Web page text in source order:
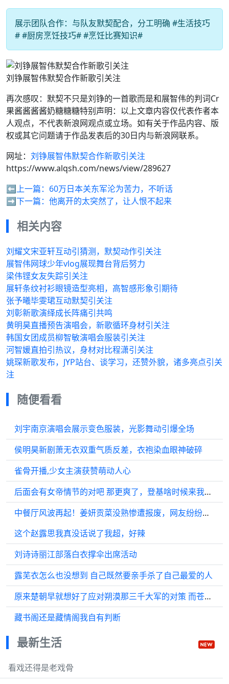
展示团队合作：与队友默契配合，分工明确 #生活技巧
# #厨房烹饪技巧# #烹饪比赛知识#
刘铮展智伟默契合作新歌引关注
再次感叹：默契不只是刘铮的一首歌而是和展智伟的判词Cr
果酱酱酱酱奶糖糖糖特别声明：以上文章内容仅代表作者本
人观点，不代表新浪网观点或立场。如有关于作品内容、版
权或其它问题请于作品发表后的30日内与新浪网联系。
网址： 刘铮展智伟默契合作新歌引关注
https://www.alqsh.com/news/view/289627
⬅️上一篇： 60万日本关东军沦为苦力，不听话
➡️下一篇： 他离开的太突然了，让人恨不起来
相关内容
刘耀文宋亚轩互动引猜测，默契动作引关注
展智伟网球少年vlog展现舞台背后努力
梁伟铿女友失踪引关注
展轩条纹衬衫眼镜造型亮相，高智感形象引期待
张予曦毕雯珺互动默契引关注
刘彰新歌演绎成长阵痛引共鸣
黄明昊直播预告演唱会，新歌循环身材引关注
韩国女团成员柳智敏演唱会服装引关注
河智媛直拍引热议，身材对比程潇引关注
姚琛新歌发布，JYP站台、谈学习，还赞外貌，诸多亮点引关
注
随便看看
刘宇南京演唱会展示变色服装，光影舞动引爆全场
侯明昊新剧萧无衣双重气质反差，衣袍染血眼神破碎
雀骨开播,少女主演获赞萌动人心
后面会有女帝情节的对吧 那更爽了，登基啥时候来我就问，最想看这段了
中餐厅风波再起！姜妍贡菜没熟惨遭报废，网友纷纷把矛头指向张雅琪
这个赵露思我真没话说了我超，好辣
刘诗诗丽江部落白衣撑伞出席活动
露芜衣怎么也没想到 自己既然要亲手杀了自己最爱的人
原来楚朝早就想好了应对朔漠那三千大军的对策 而苍木寨只八百人，陈都灵
藏书阁还是藏情阁我自有判断
最新生活
看戏还得是老戏骨